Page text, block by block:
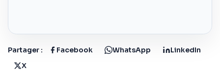
Partager : Facebook WhatsApp
LinkedIn
X